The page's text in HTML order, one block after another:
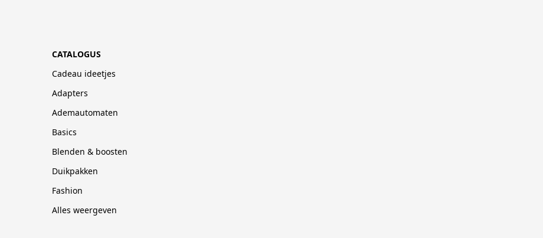
CATALOGUS
Cadeau ideetjes
Adapters
Ademautomaten
Basics
Blenden & boosten
Duikpakken
Fashion
Alles weergeven